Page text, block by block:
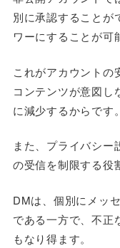
別に承認することが
ワーにすることが可
これがアカウントの
コンテンツが意図し
に減少するからです。
また、プライバシー
の受信を制限する役
DMは、個別にメッ
である一方で、不正
もなり得ます。